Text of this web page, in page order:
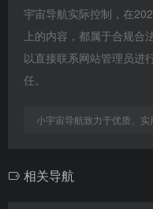
宇宙导航实际控制，在
上的内容，都属于合规合
以直接联系网站管理员进
任。
小宇宙导航致力于优质、实
相关导航